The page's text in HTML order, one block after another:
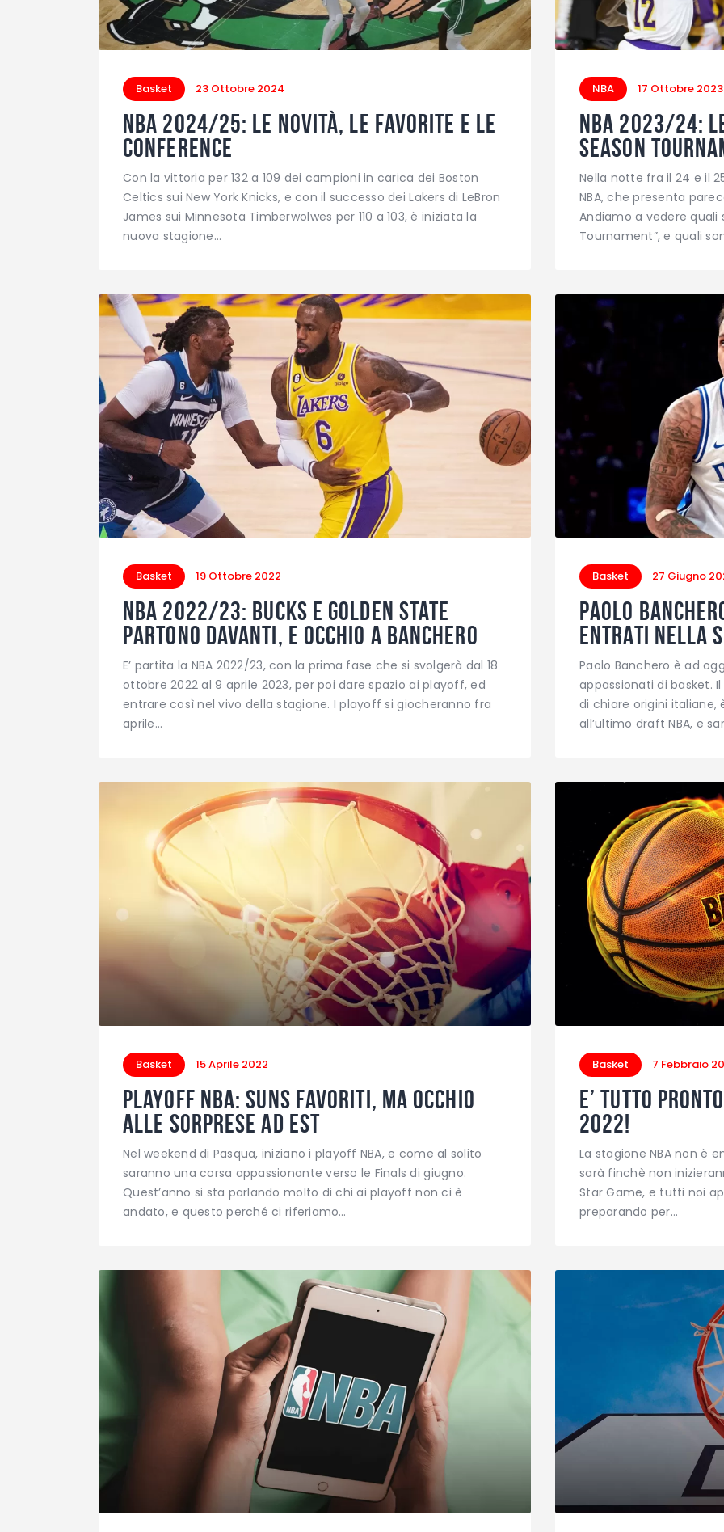
Basket 23 Ottobre 2024
NBA 2024/25: le novità, le favorite e le
Conference
Con la vittoria per 132 a 109 dei campioni in carica dei Boston
Celtics sui New York Knicks, e con il successo dei Lakers di LeBron
James sui Minnesota Timberwolwes per 110 a 103, è iniziata la
nuova stagione…
NBA 17 Ottobre 2023
NBA 2023/24:
Season
Nella notte fra il 24 e il
NBA, che presenta
Andiamo a vedere quali
Tournament”, e quali
Basket 19 Ottobre 2022
NBA 2022/23: Bucks e Golden State
partono davanti, e occhio a Banchero
E’ partita la NBA 2022/23, con la prima fase che si svolgerà dal 18
ottobre 2022 al 9 aprile 2023, per poi dare spazio ai playoff, ed
entrare così nel vivo della stagione. I playoff si giocheranno fra
aprile…
Basket 27 Giugno
Paolo
entrati nella
Paolo Banchero è ad
appassionati di basket.
di chiare origini
all’ultimo draft NBA, e
Basket 15 Aprile 2022
Playoff NBA: Suns favoriti, ma occhio
alle sorprese ad Est
Nel weekend di Pasqua, iniziano i playoff NBA, e come al solito
saranno una corsa appassionante verso le Finals di giugno.
Quest’anno si sta parlando molto di chi ai playoff non ci è
andato, e questo perché ci riferiamo…
Basket 7 Febbraio
E’ tutto
2022!
La stagione NBA non è
sarà finchè non
Star Game, e tutti noi
preparando per…